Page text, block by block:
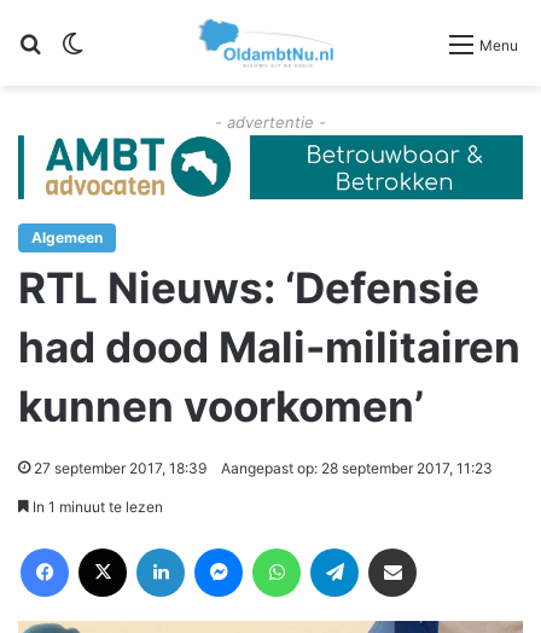
Zoeken Menu
- advertentie -
Algemeen
RTL Nieuws: ‘Defensie
had dood Mali-militairen
kunnen voorkomen’
27 september 2017, 18:39 Aangepast op: 28 september 2017, 11:23
In 1 minuut te lezen